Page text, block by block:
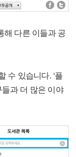
해 다른 이들과 공
수 있습니다. ‘플
과 더 많은 이야